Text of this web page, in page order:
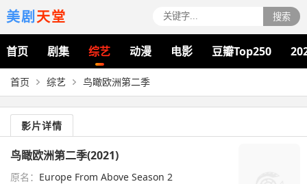
美剧天堂 搜索
首页 剧集 综艺 动漫 电影 豆瓣Top250
首页 综艺 鸟瞰欧洲第二季
影片详情
鸟瞰欧洲第二季(2021)
原名： Europe From Above Season 2